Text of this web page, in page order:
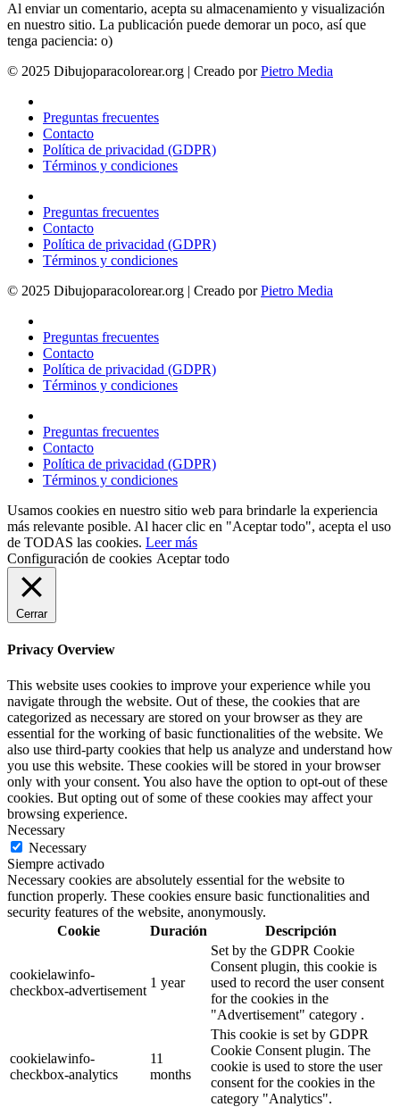
Al enviar un comentario, acepta su almacenamiento y visualización
en nuestro sitio. La publicación puede demorar un poco, así que
tenga paciencia: o)
© 2025 Dibujoparacolorear.org | Creado porPietro Media
Preguntas frecuentes
Contacto
Política de privacidad (GDPR)
Términos y condiciones
Preguntas frecuentes
Contacto
Política de privacidad (GDPR)
Términos y condiciones
© 2025 Dibujoparacolorear.org | Creado porPietro Media
Preguntas frecuentes
Contacto
Política de privacidad (GDPR)
Términos y condiciones
Preguntas frecuentes
Contacto
Política de privacidad (GDPR)
Términos y condiciones
Usamos cookies en nuestro sitio web para brindarle la experiencia
más relevante posible. Al hacer clic en "Aceptar todo", acepta el uso
de TODAS las cookies. Leer más
Configuración de cookies Aceptar todo
Cerrar
Privacy Overview
This website uses cookies to improve your experience while you
navigate through the website. Out of these, the cookies that are
categorized as necessary are stored on your browser as they are
essential for the working of basic functionalities of the website. We
also use third-party cookies that help us analyze and understand how
you use this website. These cookies will be stored in your browser
only with your consent. You also have the option to opt-out of these
cookies. But opting out of some of these cookies may affect your
browsing experience.
Necessary
Necessary
Siempre activado
Necessary cookies are absolutely essential for the website to
function properly. These cookies ensure basic functionalities and
security features of the website, anonymously.
Cookie
Duración Descripción
cookielawinfo-
checkbox-advertisement
1 year
Set by the GDPR Cookie
Consent plugin, this cookie is
used to record the user consent
for the cookies in the
"Advertisement" category .
cookielawinfo-
checkbox-analytics
11
months
This cookie is set by GDPR
Cookie Consent plugin. The
cookie is used to store the user
consent for the cookies in the
category "Analytics".